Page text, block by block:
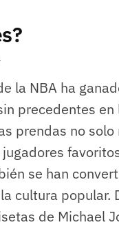
la NBA ha
precedentes en
prendas no
se han
cultura popular.
de Michael